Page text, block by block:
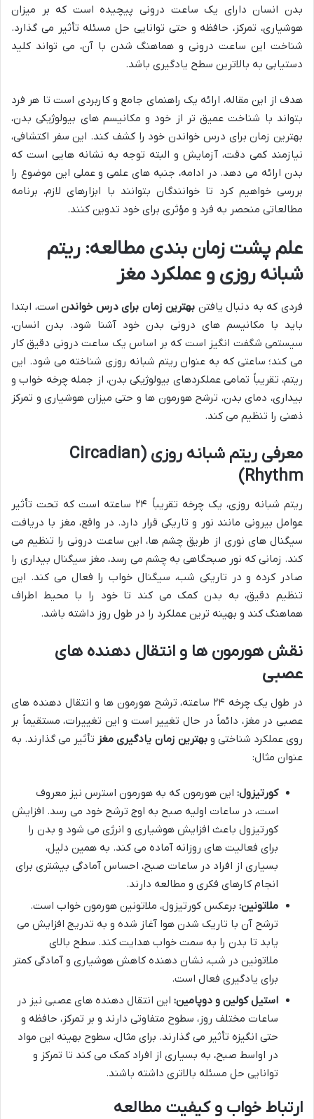
بدن انسان دارای یک ساعت درونی پیچیده است که بر میزان
هوشیاری، تمرکز، حافظه و حتی توانایی حل مسئله تأثیر می گذارد.
شناخت این ساعت درونی و هماهنگ شدن با آن، می تواند کلید
دستیابی به بالاترین سطح یادگیری باشد.
هدف از این مقاله، ارائه یک راهنمای جامع و کاربردی است تا هر فرد
بتواند با شناخت عمیق تر از خود و مکانیسم های بیولوژیکی بدن،
بهترین زمان برای درس خواندن خود را کشف کند. این سفر اکتشافی،
نیازمند کمی دقت، آزمایش و البته توجه به نشانه هایی است که
بدن ارائه می دهد. در ادامه، جنبه های علمی و عملی این موضوع را
بررسی خواهیم کرد تا خوانندگان بتوانند با ابزارهای لازم، برنامه
مطالعاتی منحصر به فرد و مؤثری برای خود تدوین کنند.
علم پشت زمان بندی مطالعه: ریتم
شبانه روزی و عملکرد مغز
فردی که به دنبال یافتن بهترین زمان برای درس خواندناست، ابتدا
باید با مکانیسم های درونی بدن خود آشنا شود. بدن انسان،
سیستمی شگفت انگیز است که بر اساس یک ساعت درونی دقیق کار
می کند؛ ساعتی که به عنوان ریتم شبانه روزی شناخته می شود. این
ریتم، تقریباً تمامی عملکردهای بیولوژیکی بدن، از جمله چرخه خواب و
بیداری، دمای بدن، ترشح هورمون ها و حتی میزان هوشیاری و تمرکز
ذهنی را تنظیم می کند.
معرفی ریتم شبانه روزی (Circadian
Rhythm)
ریتم شبانه روزی، یک چرخه تقریباً ۲۴ ساعته است که تحت تأثیر
عوامل بیرونی مانند نور و تاریکی قرار دارد. در واقع، مغز با دریافت
سیگنال های نوری از طریق چشم ها، این ساعت درونی را تنظیم می
کند. زمانی که نور صبحگاهی به چشم می رسد، مغز سیگنال بیداری را
صادر کرده و در تاریکی شب، سیگنال خواب را فعال می کند. این
تنظیم دقیق، به بدن کمک می کند تا خود را با محیط اطراف
هماهنگ کند و بهینه ترین عملکرد را در طول روز داشته باشد.
نقش هورمون ها و انتقال دهنده های
عصبی
در طول یک چرخه ۲۴ ساعته، ترشح هورمون ها و انتقال دهنده های
عصبی در مغز، دائماً در حال تغییر است و این تغییرات، مستقیماً بر
روی عملکرد شناختی وبهترین زمان یادگیری مغز تأثیر می گذارند. به
عنوان مثال:
کورتیزول: این هورمون که به هورمون استرس نیز معروف
است، در ساعات اولیه صبح به اوج ترشح خود می رسد. افزایش
کورتیزول باعث افزایش هوشیاری و انرژی می شود و بدن را
برای فعالیت های روزانه آماده می کند. به همین دلیل،
بسیاری از افراد در ساعات صبح، احساس آمادگی بیشتری برای
انجام کارهای فکری و مطالعه دارند.
ملاتونین: برعکس کورتیزول، ملاتونین هورمون خواب است.
ترشح آن با تاریک شدن هوا آغاز شده و به تدریج افزایش می
یابد تا بدن را به سمت خواب هدایت کند. سطح بالای
ملاتونین در شب، نشان دهنده کاهش هوشیاری و آمادگی کمتر
برای یادگیری فعال است.
استیل کولین و دوپامین: این انتقال دهنده های عصبی نیز در
ساعات مختلف روز، سطوح متفاوتی دارند و بر تمرکز، حافظه و
حتی انگیزه تأثیر می گذارند. برای مثال، سطوح بهینه این مواد
در اواسط صبح، به بسیاری از افراد کمک می کند تا تمرکز و
توانایی حل مسئله بالاتری داشته باشند.
ارتباط خواب و کیفیت مطالعه